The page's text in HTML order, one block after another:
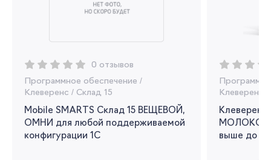
0 отзывов
Программное обеспечение /
Клеверенс / Склад 15
Mobile SMARTS Склад 15 ВЕЩЕВОЙ,
ОМНИ для любой поддерживаемой
конфигурации 1С
Клеверенс
МОЛОКО
выше до
Я согласен на обработку моих
персональных данных
заказов и получать индивидуальные